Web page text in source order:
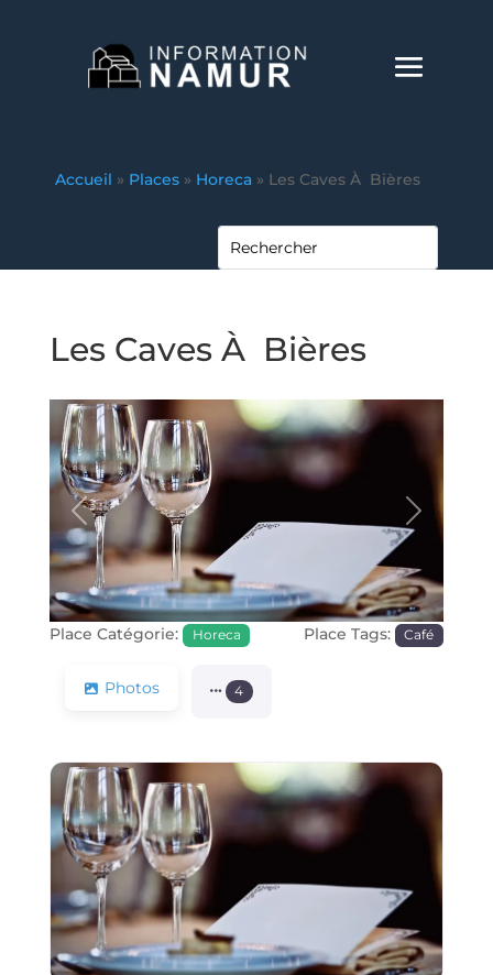
Accueil » Places » Horeca » Les Caves À Bières
Les Caves À Bières
Précédente Prochaine
Place Catégorie: Horeca Place Tags: Café
Photos 4